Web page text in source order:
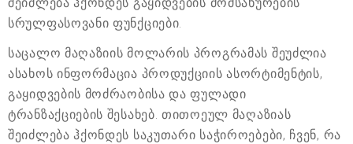
სრულფასოვანი ფუნქციები.
საცალო მაღაზიის მოლარის პროგრამას შეუძლია
ასახოს ინფორმაცია პროდუქციის ასორტიმენტის,
გაყიდვების მოძრაობისა და ფულადი
ტრანზაქციების შესახებ. თითოეულ მაღაზიას
შეიძლება ჰქონდეს საკუთარი საჭიროებები, ჩვენ, რა